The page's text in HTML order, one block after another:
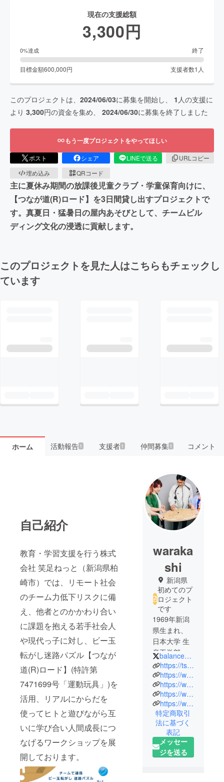
現在の支援総額
3,300円
0%達成 終了
目標金額600,000円 支援者数1 人
このプロジェクトは、 2024/06/03に募集を開始し、 1 人の支援に
より 3,300円の資金を集め、 2024/06/30に募集を終了しました
もう一度プロジェクトをやってほしい
ポスト シェア LINEで送る
URLコピー
埋め込み
QRコード
主に夏休み期間の放課後児童クラブ・学童保育向けに、
【つなが道(R)ロード】を3日間貸し出すプロジェクトで
す。真夏日・猛暑日の屋内あそびとして、チームビル
ディング文化の浸透に貢献します。
このプロジェクトを見た人はこちらもチェックし
ています
ホーム 活動報告1 支援者 1 仲間募集 1 コメント
自己紹介
教育・学習支援を行う株式
会社 笑足ねっと（新潟県柏
崎市）では、リモート社会
のチーム力低下リスクに備
え、他者とのかかわり合い
に課題を抱える若手社会人
や現代っ子に対し、ビー玉
転がし迷路パズル【つなが
道(R)ロード】(特許第
7471699号「運動玩具」)を
活用、リアルにからだを
使ってヒトと遊びながら互
いに学び合い人間成長につ
なげるワークショップを展
開しております。
waraka
shi
新潟県
初めてのプ
ロジェクト
です
1969年新潟
県生まれ、
日本大学 生
産工学部 機
械工学科 卒
業「ヒトと
協調するロ
ボット」、
2002/5～
【つながり
あう健幸運
脳遊具】ヒ
トとヒトと
balance_sumo
https://tsuku2.jp/warakashi
https://warakashi.net/
https://wonderful-growth.com/swk/index/0003?fbclid=IwAR2C_bZENGL3kOYbSVxqJG02ZS7znwScvUC9xKqu8Q2fGHZU4QTvHAPie4M
https://www.j-platpat.inpit.go.jp/c1801/PU/JP-7471699/15/ja
https://www.youtube.com/channel/UC5ezkJS3UjnpPeMWOtQphXA
特定商取引
法に基づく
表記
メッセー
ジを送る